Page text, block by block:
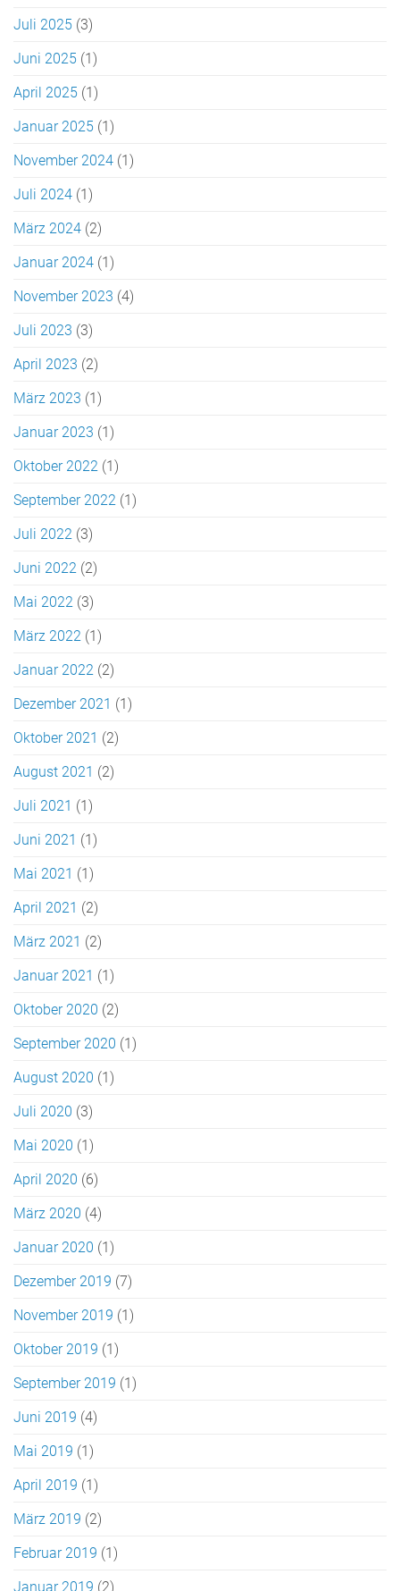
Juli 2025 (3)
Juni 2025 (1)
April 2025 (1)
Januar 2025 (1)
November 2024 (1)
Juli 2024 (1)
März 2024 (2)
Januar 2024 (1)
November 2023 (4)
Juli 2023 (3)
April 2023 (2)
März 2023 (1)
Januar 2023 (1)
Oktober 2022 (1)
September 2022 (1)
Juli 2022 (3)
Juni 2022 (2)
Mai 2022 (3)
März 2022 (1)
Januar 2022 (2)
Dezember 2021 (1)
Oktober 2021 (2)
August 2021 (2)
Juli 2021 (1)
Juni 2021 (1)
Mai 2021 (1)
April 2021 (2)
März 2021 (2)
Januar 2021 (1)
Oktober 2020 (2)
September 2020 (1)
August 2020 (1)
Juli 2020 (3)
Mai 2020 (1)
April 2020 (6)
März 2020 (4)
Januar 2020 (1)
Dezember 2019 (7)
November 2019 (1)
Oktober 2019 (1)
September 2019 (1)
Juni 2019 (4)
Mai 2019 (1)
April 2019 (1)
März 2019 (2)
Februar 2019 (1)
Januar 2019 (2)